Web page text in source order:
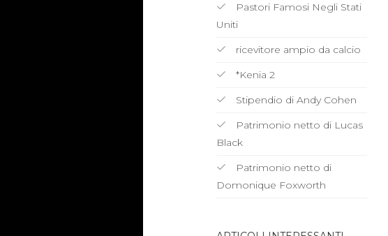
Pastori Famosi Negli Stati
Uniti
ricevitore ampio da calcio
*Kenia 2
Stipendio di Andy Cohen
Patrimonio netto di Lucas
Black
Patrimonio netto di
Domonique Foxworth